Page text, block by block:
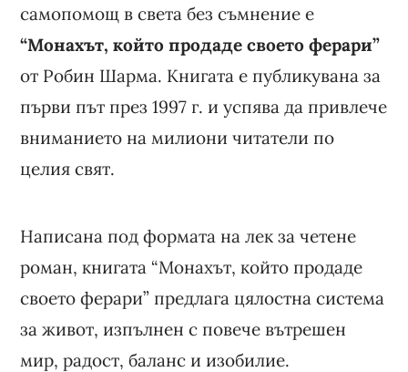
самопомощ в света без съмнение е
“Монахът, който продаде своето ферари”
от Робин Шарма. Книгата е публикувана за
първи път през 1997 г. и успява да привлече
вниманието на милиони читатели по
целия свят.
Написана под формата на лек за четене
роман, книгата “Монахът, който продаде
своето ферари” предлага цялостна система
за живот, изпълнен с повече вътрешен
мир, радост, баланс и изобилие.